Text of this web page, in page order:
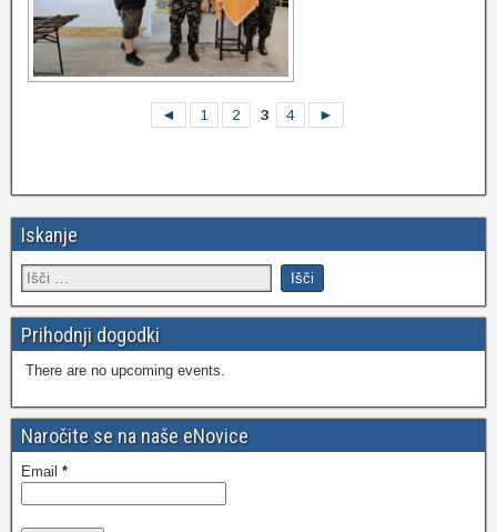
◄ 1 2 3 4 ►
Iskanje
Prihodnji dogodki
There are no upcoming events.
Naročite se na naše eNovice
Email *